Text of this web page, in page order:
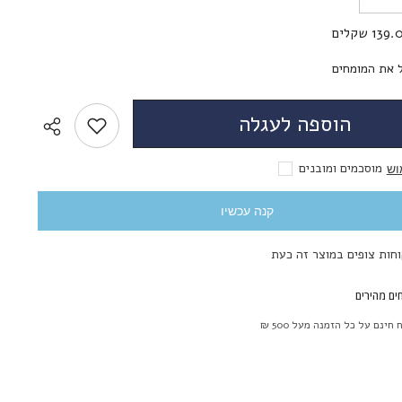
את
הכמות
עבור
-
שקלים
את המומחים
הוספה לעגלה
מוסכמים ומובנים
קנה עכשיו
מהירים
על כל הזמנה מעל 500 ₪